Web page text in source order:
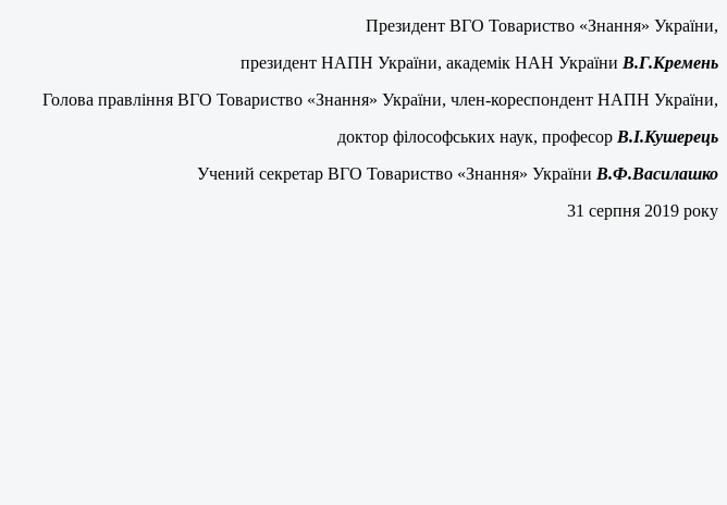
Президент ВГО Товариство «Знання» України,
президент НАПН України, академік НАН України В.Г.Кремень
Голова правління ВГО Товариство «Знання» України, член-кореспондент НАПН України,
доктор філософських наук, професор В.І.Кушерець
Учений секретар ВГО Товариство «Знання» України В.Ф.Василашко
31 серпня 2019 року